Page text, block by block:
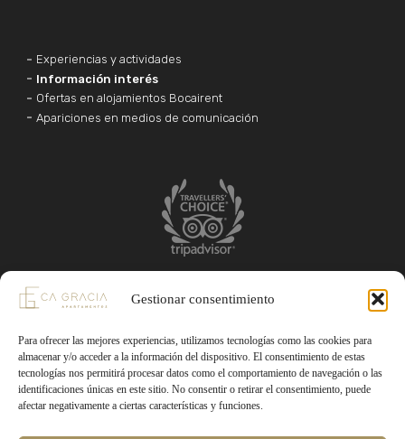
Gestionar consentimiento
Para ofrecer las mejores experiencias, utilizamos tecnologías como las cookies para
almacenar y/o acceder a la información del dispositivo. El consentimiento de estas
tecnologías nos permitirá procesar datos como el comportamiento de navegación o las
identificaciones únicas en este sitio. No consentir o retirar el consentimiento, puede
afectar negativamente a ciertas características y funciones.
Experiencias y actividades
Información interés
Ofertas en alojamientos Bocairent
Apariciones en medios de comunicación
reservas@apartamentoscagracia.com